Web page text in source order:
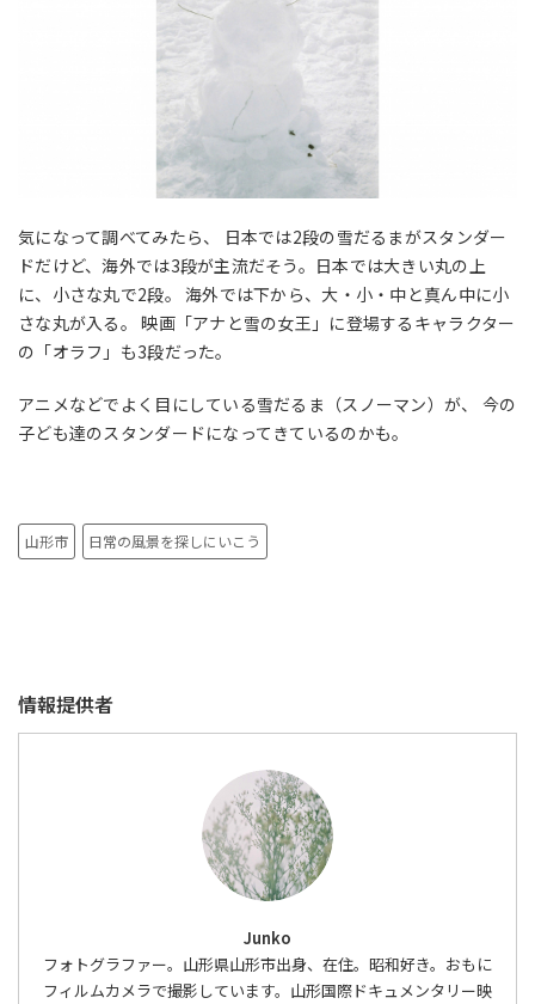
気になって調べてみたら、 日本では2段の雪だるまがスタンダー
ドだけど、海外では3段が主流だそう。日本では大きい丸の上
に、小さな丸で2段。 海外では下から、大・小・中と真ん中に小
さな丸が入る。 映画「アナと雪の女王」に登場するキャラクター
の「オラフ」も3段だった。
アニメなどでよく目にしている雪だるま（スノーマン）が、 今の
子ども達のスタンダードになってきているのかも。
山形市 日常の風景を探しにいこう
情報提供者
Junko
フォトグラファー。山形県山形市出身、在住。昭和好き。おもに
フィルムカメラで撮影しています。山形国際ドキュメンタリー映